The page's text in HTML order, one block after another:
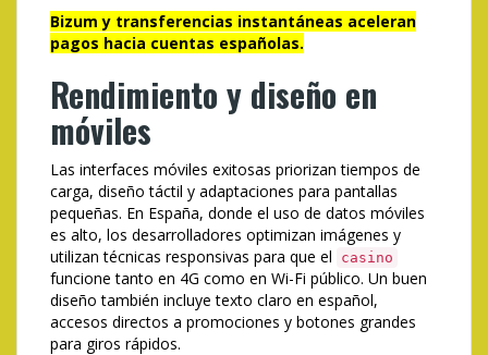
Bizum y transferencias instantáneas aceleran
pagos hacia cuentas españolas.
Rendimiento y diseño en
móviles
Las interfaces móviles exitosas priorizan tiempos de
carga, diseño táctil y adaptaciones para pantallas
pequeñas. En España, donde el uso de datos móviles
es alto, los desarrolladores optimizan imágenes y
utilizan técnicas responsivas para que el
casino
funcione tanto en 4G como en Wi-Fi público. Un buen
diseño también incluye texto claro en español,
accesos directos a promociones y botones grandes
para giros rápidos.